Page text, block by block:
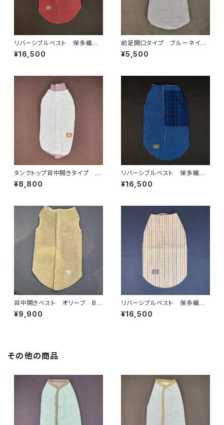
リバーシブルベスト 保多織✖️
ワッフル織 BRB-L-3
¥16,500
前足開口タイプ ブルーネイビ
ー杢✖️オリーブ 0-XL-020b
¥5,500
タンクトップ背中開きタイプ ベ
リーブルー杢✖️ブルーグレー
TS-L-005a
¥8,800
リバーシブルベスト 保多織✖️
ワッフル織 BRB-XL-4
¥16,500
背中開きベスト オリーブ BS
-XL-008
¥9,900
リバーシブルベスト 保多織 B
RB-L-2
¥16,500
その他の商品